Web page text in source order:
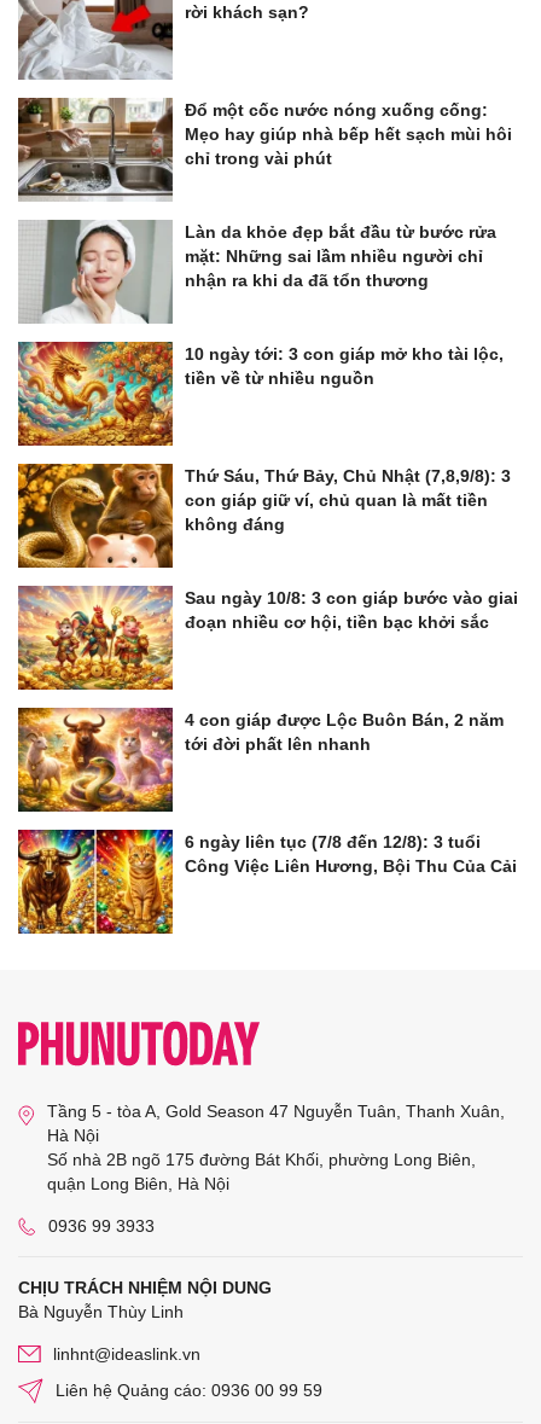
rời khách sạn?
Đổ một cốc nước nóng xuống cống:
Mẹo hay giúp nhà bếp hết sạch mùi hôi
chỉ trong vài phút
Làn da khỏe đẹp bắt đầu từ bước rửa
mặt: Những sai lầm nhiều người chỉ
nhận ra khi da đã tổn thương
10 ngày tới: 3 con giáp mở kho tài lộc,
tiền về từ nhiều nguồn
Thứ Sáu, Thứ Bảy, Chủ Nhật (7,8,9/8): 3
con giáp giữ ví, chủ quan là mất tiền
không đáng
Sau ngày 10/8: 3 con giáp bước vào giai
đoạn nhiều cơ hội, tiền bạc khởi sắc
4 con giáp được Lộc Buôn Bán, 2 năm
tới đời phất lên nhanh
6 ngày liên tục (7/8 đến 12/8): 3 tuổi
Công Việc Liên Hương, Bội Thu Của Cải
Tầng 5 - tòa A, Gold Season 47 Nguyễn Tuân, Thanh Xuân,
Hà Nội
Số nhà 2B ngõ 175 đường Bát Khối, phường Long Biên,
quận Long Biên, Hà Nội
0936 99 3933
CHỊU TRÁCH NHIỆM NỘI DUNG
Bà Nguyễn Thùy Linh
linhnt@ideaslink.vn
Liên hệ Quảng cáo: 0936 00 99 59